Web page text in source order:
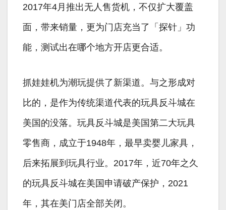
2017年4月推出无人售货机，不仅扩大覆盖
面，带来销量，更为门店充当了「探针」功
能，测试出在哪个地方开店更合适。
抓娃娃机为潮玩提供了新渠道。与之形成对
比的，是作为传统渠道代表的玩具反斗城在
美国的没落。玩具反斗城是美国第二大玩具
零售商，成立于1948年，最早卖婴儿家具，
后来拓展到玩具行业。2017年，近70年之久
的玩具反斗城在美国申请破产保护，2021
年，其在美门店全部关闭。